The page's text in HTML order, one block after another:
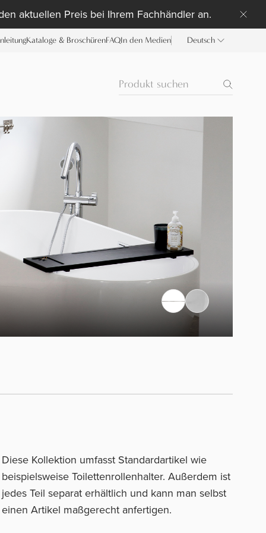
aktuellen Preis bei Ihrem Fachhändler an.
Kataloge & BroschürenFAQIn den Medien Deutsch
Diese Kollektion umfasst Standardartikel wie
beispielsweise Toilettenrollenhalter. Außerdem ist
jedes Teil separat erhältlich und kann man selbst
einen Artikel maßgerecht anfertigen.